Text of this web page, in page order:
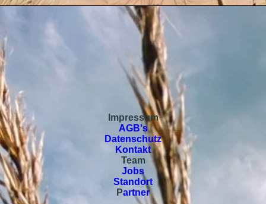
Impressum
AGB's
Datenschutz
Kontakt
Team
Jobs
Standort
Partner